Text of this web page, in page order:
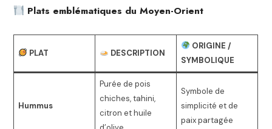
Plats emblématiques du Moyen-Orient
PLAT DESCRIPTION
ORIGINE /
SYMBOLIQUE
Hummus
Purée de pois
chiches, tahini,
citron et huile
Symbole de
simplicité et de
paix partagée